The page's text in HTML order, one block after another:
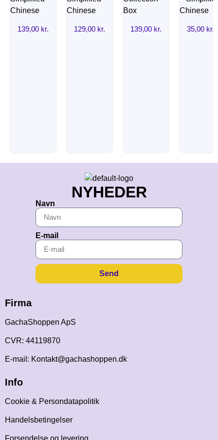
139,00 kr. 129,00 kr. 139,00 kr. 35,00 kr.
NYHEDER
Navn
E-mail
Send
Firma
GachaShoppen ApS
CVR: 44119870
E-mail: Kontakt@gachashoppen.dk
Info
Cookie & Persondatapolitik
Handelsbetingelser